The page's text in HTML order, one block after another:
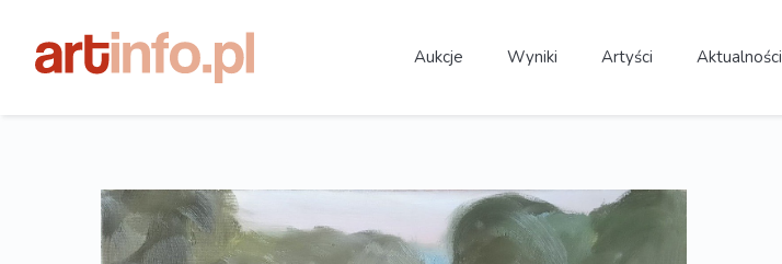
Aukcje Wyniki Artyści Aktualności